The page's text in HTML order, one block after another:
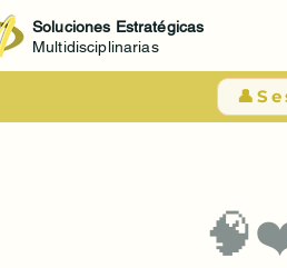
Soluciones Estratégicas
Multidisciplinarias